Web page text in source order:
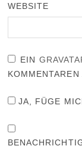
WEBSITE
EIN
KOMMENTAREN
JA, FÜGE